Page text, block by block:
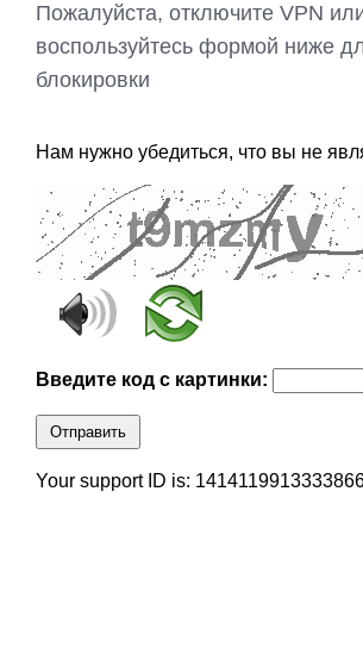
Пожалуйста, отключите VPN
воспользуйтесь формой ниже
блокировки
Нам нужно убедиться, что вы не
Введите код с картинки:
Отправить
Your support ID is: